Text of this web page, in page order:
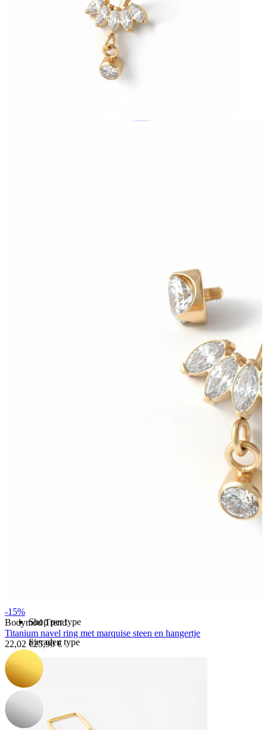
Shop per type
Sieraden type
-15%
Bodymod Trend
Titanium navel ring met marquise steen en hangertje
22,02 €25,90 €